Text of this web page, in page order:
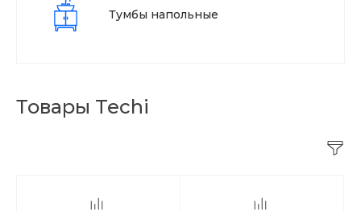
Тумбы напольные
Товары Techi